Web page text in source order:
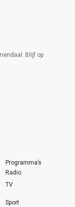
Blijf op
Programma’s
Radio
TV
Sport